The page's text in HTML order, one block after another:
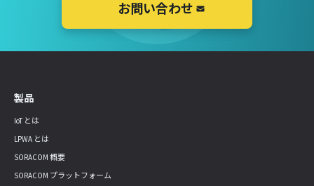
お問い合わせ
製品
IoT とは
LPWA とは
SORACOM 概要
SORACOM プラットフォーム